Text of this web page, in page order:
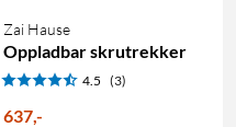
Zai Hause
Oppladbar skrutrekker
4.5 (3)
637,-